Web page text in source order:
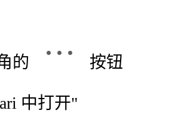
的 按钮
中打开"